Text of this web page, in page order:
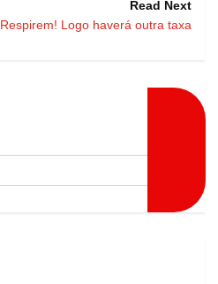
Read Next
Respirem! Logo haverá outra taxa